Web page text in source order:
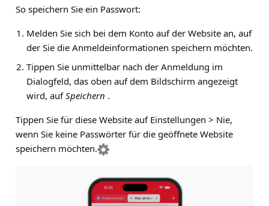
So speichern Sie ein Passwort:
Melden Sie sich bei dem Konto auf der Website an, auf
der Sie die Anmeldeinformationen speichern möchten.
Tippen Sie unmittelbar nach der Anmeldung im
Dialogfeld, das oben auf dem Bildschirm angezeigt
wird, aufSpeichern .
Tippen Sie für diese Website auf Einstellungen > Nie,
wenn Sie keine Passwörter für die geöffnete Website
speichern möchten.